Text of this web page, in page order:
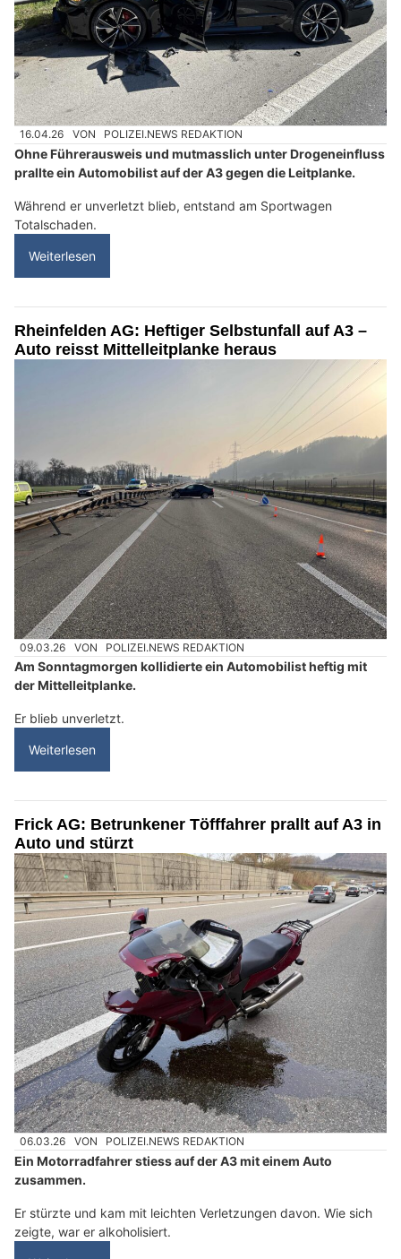
16.04.26 VON POLIZEI.NEWS REDAKTION
Ohne Führerausweis und mutmasslich unter Drogeneinfluss
prallte ein Automobilist auf der A3 gegen die Leitplanke.
Während er unverletzt blieb, entstand am Sportwagen
Totalschaden.
Weiterlesen
Rheinfelden AG: Heftiger Selbstunfall auf A3 –
Auto reisst Mittelleitplanke heraus
09.03.26 VON POLIZEI.NEWS REDAKTION
Am Sonntagmorgen kollidierte ein Automobilist heftig mit
der Mittelleitplanke.
Er blieb unverletzt.
Weiterlesen
Frick AG: Betrunkener Töfffahrer prallt auf A3 in
Auto und stürzt
06.03.26 VON POLIZEI.NEWS REDAKTION
Ein Motorradfahrer stiess auf der A3 mit einem Auto
zusammen.
Er stürzte und kam mit leichten Verletzungen davon. Wie sich
zeigte, war er alkoholisiert.